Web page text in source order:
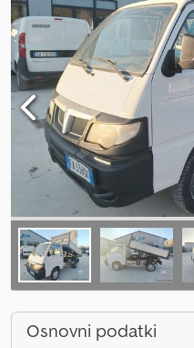
Osnovni podatki